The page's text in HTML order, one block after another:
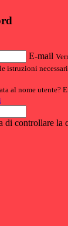
E-mail
istruzioni
al nome utente?
di controllare la